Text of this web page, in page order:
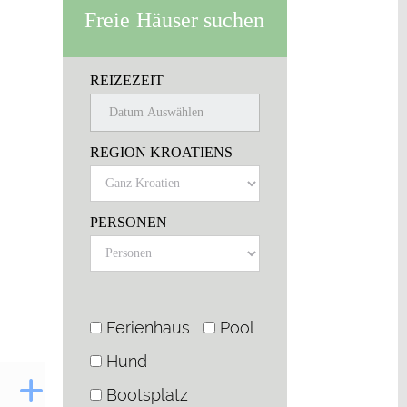
Freie Häuser suchen
REIZEZEIT
REGION KROATIENS
PERSONEN
Ferienhaus
Pool
Hund
Bootsplatz